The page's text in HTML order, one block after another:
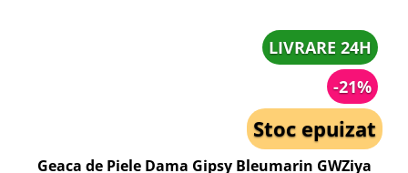
LIVRARE 24H
-21%
Stoc epuizat
Geaca de Piele Dama Gipsy Bleumarin GWZiya